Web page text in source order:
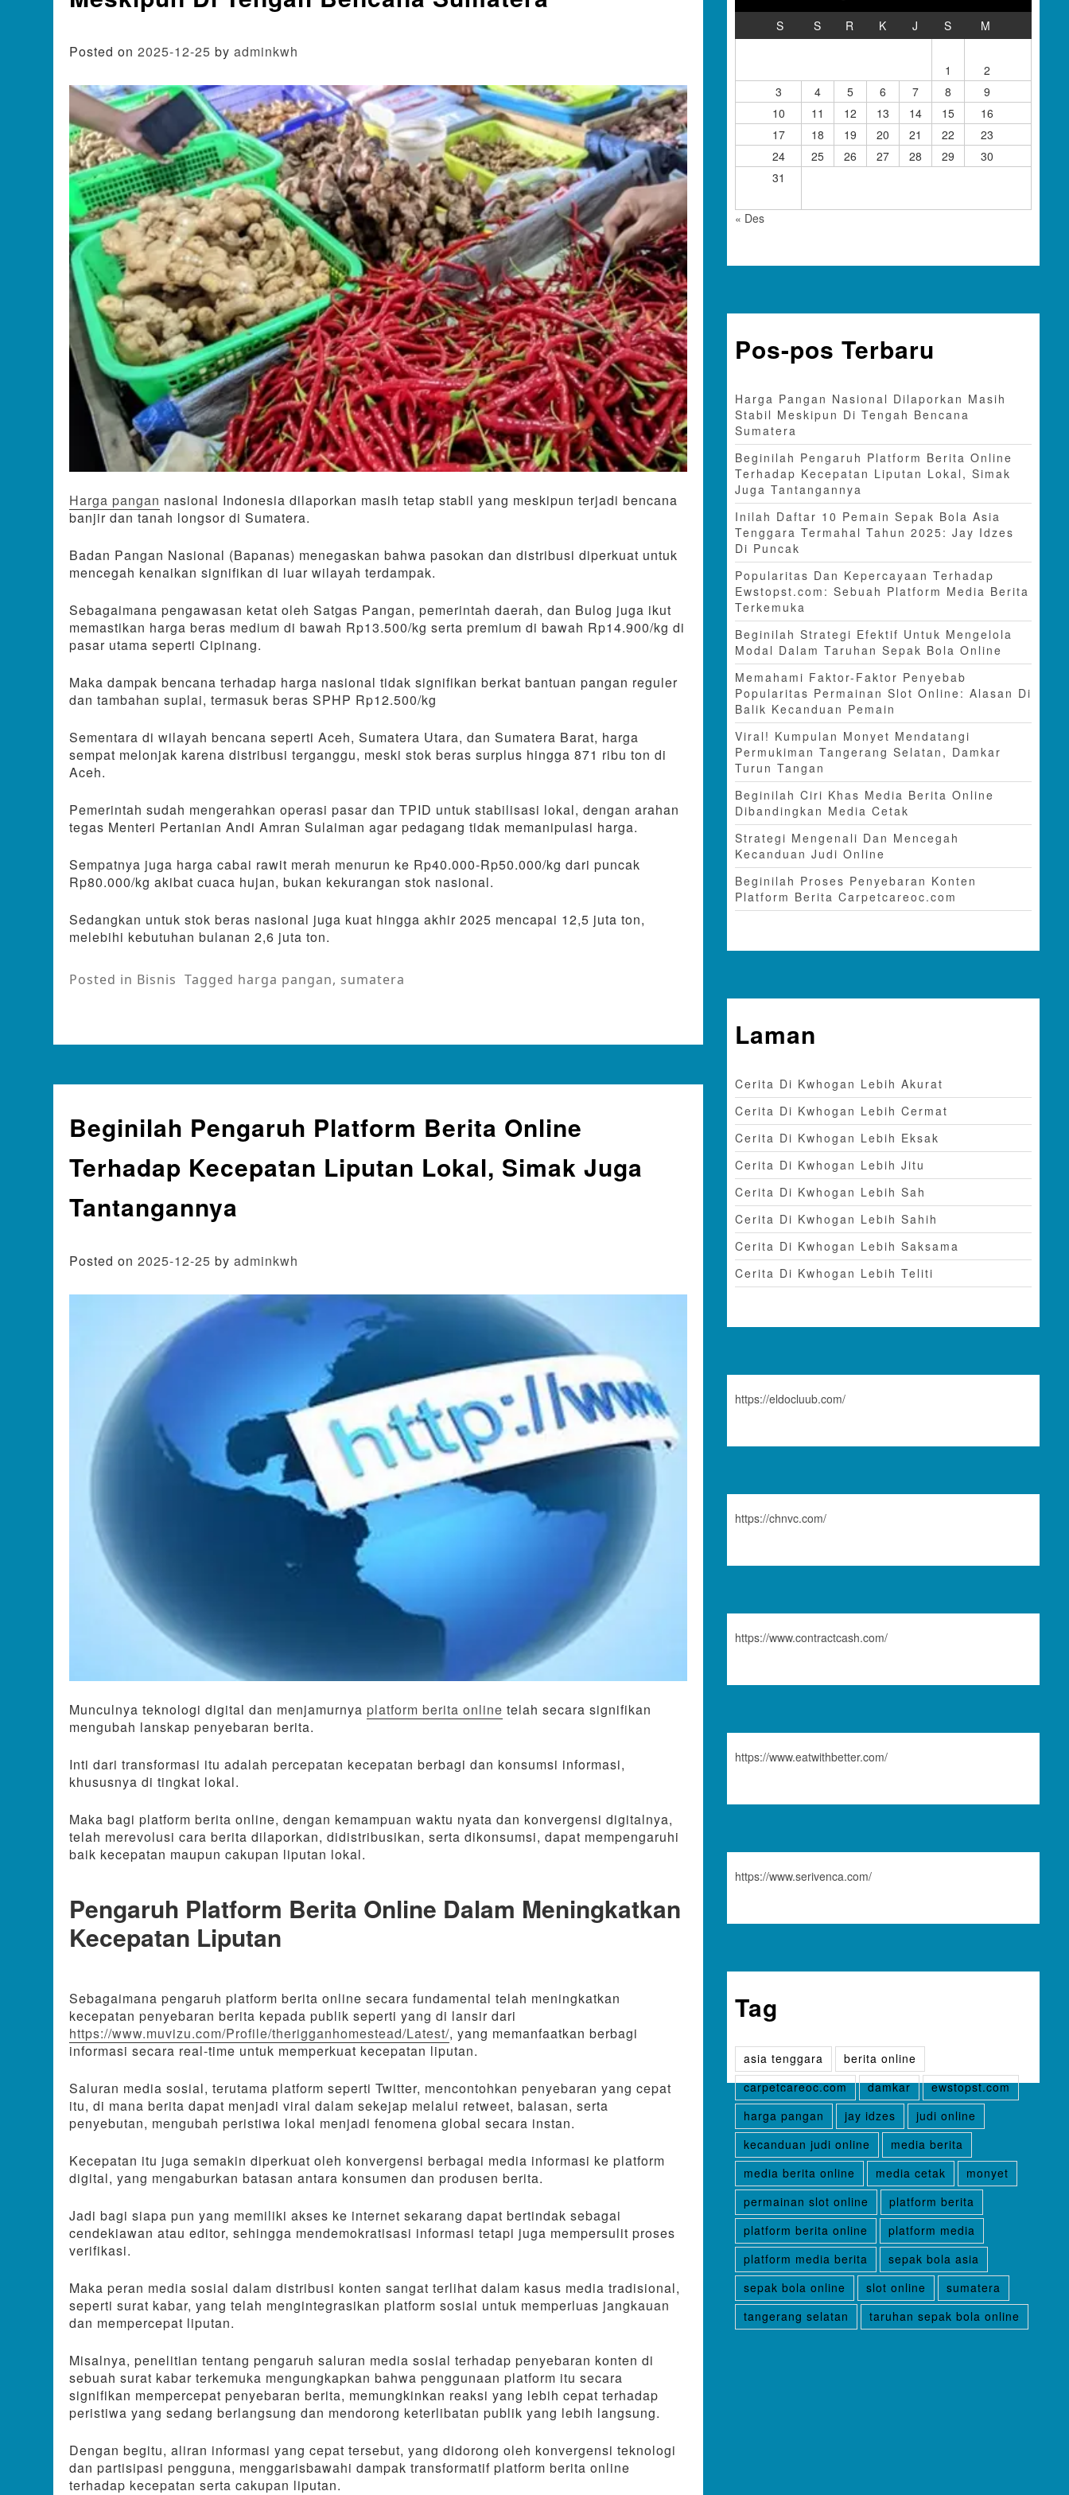
Posted on 2025-12-25 by adminkwh
Harga pangan nasional Indonesia dilaporkan masih tetap stabil yang meskipun terjadi bencana
banjir dan tanah longsor di Sumatera.
Badan Pangan Nasional (Bapanas) menegaskan bahwa pasokan dan distribusi diperkuat untuk
mencegah kenaikan signifikan di luar wilayah terdampak.
Sebagaimana pengawasan ketat oleh Satgas Pangan, pemerintah daerah, dan Bulog juga ikut
memastikan harga beras medium di bawah Rp13.500/kg serta premium di bawah Rp14.900/kg di
pasar utama seperti Cipinang.
Maka dampak bencana terhadap harga nasional tidak signifikan berkat bantuan pangan reguler
dan tambahan suplai, termasuk beras SPHP Rp12.500/kg
Sementara di wilayah bencana seperti Aceh, Sumatera Utara, dan Sumatera Barat, harga
sempat melonjak karena distribusi terganggu, meski stok beras surplus hingga 871 ribu ton di
Aceh.
Pemerintah sudah mengerahkan operasi pasar dan TPID untuk stabilisasi lokal, dengan arahan
tegas Menteri Pertanian Andi Amran Sulaiman agar pedagang tidak memanipulasi harga.
Sempatnya juga harga cabai rawit merah menurun ke Rp40.000-Rp50.000/kg dari puncak
Rp80.000/kg akibat cuaca hujan, bukan kekurangan stok nasional.
Sedangkan untuk stok beras nasional juga kuat hingga akhir 2025 mencapai 12,5 juta ton,
melebihi kebutuhan bulanan 2,6 juta ton.
Posted in Bisnis Tagged harga pangan, sumatera
Beginilah Pengaruh Platform Berita Online
Terhadap Kecepatan Liputan Lokal, Simak Juga
Tantangannya
Posted on 2025-12-25 by adminkwh
Munculnya teknologi digital dan menjamurnya platform berita online telah secara signifikan
mengubah lanskap penyebaran berita.
Inti dari transformasi itu adalah percepatan kecepatan berbagi dan konsumsi informasi,
khususnya di tingkat lokal.
Maka bagi platform berita online, dengan kemampuan waktu nyata dan konvergensi digitalnya,
telah merevolusi cara berita dilaporkan, didistribusikan, serta dikonsumsi, dapat mempengaruhi
baik kecepatan maupun cakupan liputan lokal.
Pengaruh Platform Berita Online Dalam Meningkatkan
Kecepatan Liputan
Sebagaimana pengaruh platform berita online secara fundamental telah meningkatkan
kecepatan penyebaran berita kepada publik seperti yang di lansir dari
https://www.muvizu.com/Profile/therigganhomestead/Latest/, yang memanfaatkan berbagi
informasi secara real-time untuk memperkuat kecepatan liputan.
Saluran media sosial, terutama platform seperti Twitter, mencontohkan penyebaran yang cepat
itu, di mana berita dapat menjadi viral dalam sekejap melalui retweet, balasan, serta
penyebutan, mengubah peristiwa lokal menjadi fenomena global secara instan.
Kecepatan itu juga semakin diperkuat oleh konvergensi berbagai media informasi ke platform
digital, yang mengaburkan batasan antara konsumen dan produsen berita.
Jadi bagi siapa pun yang memiliki akses ke internet sekarang dapat bertindak sebagai
cendekiawan atau editor, sehingga mendemokratisasi informasi tetapi juga mempersulit proses
verifikasi.
Maka peran media sosial dalam distribusi konten sangat terlihat dalam kasus media tradisional,
seperti surat kabar, yang telah mengintegrasikan platform sosial untuk memperluas jangkauan
dan mempercepat liputan.
Misalnya, penelitian tentang pengaruh saluran media sosial terhadap penyebaran konten di
sebuah surat kabar terkemuka mengungkapkan bahwa penggunaan platform itu secara
signifikan mempercepat penyebaran berita, memungkinkan reaksi yang lebih cepat terhadap
peristiwa yang sedang berlangsung dan mendorong keterlibatan publik yang lebih langsung.
Dengan begitu, aliran informasi yang cepat tersebut, yang didorong oleh konvergensi teknologi
dan partisipasi pengguna, menggarisbawahi dampak transformatif platform berita online
terhadap kecepatan serta cakupan liputan.
S S R K J S M
1
2
3
4 5 6 7 8
9
10
11 12 13 14 15
16
17
18 19 20 21 22
23
24
25 26 27 28 29
30
31
« Des
Pos-pos Terbaru
Harga Pangan Nasional Dilaporkan Masih
Stabil Meskipun Di Tengah Bencana
Sumatera
Beginilah Pengaruh Platform Berita Online
Terhadap Kecepatan Liputan Lokal, Simak
Juga Tantangannya
Inilah Daftar 10 Pemain Sepak Bola Asia
Tenggara Termahal Tahun 2025: Jay Idzes
Di Puncak
Popularitas Dan Kepercayaan Terhadap
Ewstopst.com: Sebuah Platform Media Berita
Terkemuka
Beginilah Strategi Efektif Untuk Mengelola
Modal Dalam Taruhan Sepak Bola Online
Memahami Faktor-Faktor Penyebab
Popularitas Permainan Slot Online: Alasan Di
Balik Kecanduan Pemain
Viral! Kumpulan Monyet Mendatangi
Permukiman Tangerang Selatan, Damkar
Turun Tangan
Beginilah Ciri Khas Media Berita Online
Dibandingkan Media Cetak
Strategi Mengenali Dan Mencegah
Kecanduan Judi Online
Beginilah Proses Penyebaran Konten
Platform Berita Carpetcareoc.com
Laman
Cerita Di Kwhogan Lebih Akurat
Cerita Di Kwhogan Lebih Cermat
Cerita Di Kwhogan Lebih Eksak
Cerita Di Kwhogan Lebih Jitu
Cerita Di Kwhogan Lebih Sah
Cerita Di Kwhogan Lebih Sahih
Cerita Di Kwhogan Lebih Saksama
Cerita Di Kwhogan Lebih Teliti
https://eldocluub.com/
https://chnvc.com/
https://www.contractcash.com/
https://www.eatwithbetter.com/
https://www.serivenca.com/
Tag
asia tenggara
berita online
carpetcareoc.com
damkar
ewstopst.com
harga pangan
jay idzes
judi online
kecanduan judi online
media berita
media berita online
media cetak
monyet
permainan slot online
platform berita
platform berita online
platform media
platform media berita
sepak bola asia
sepak bola online
slot online
sumatera
tangerang selatan
taruhan sepak bola online